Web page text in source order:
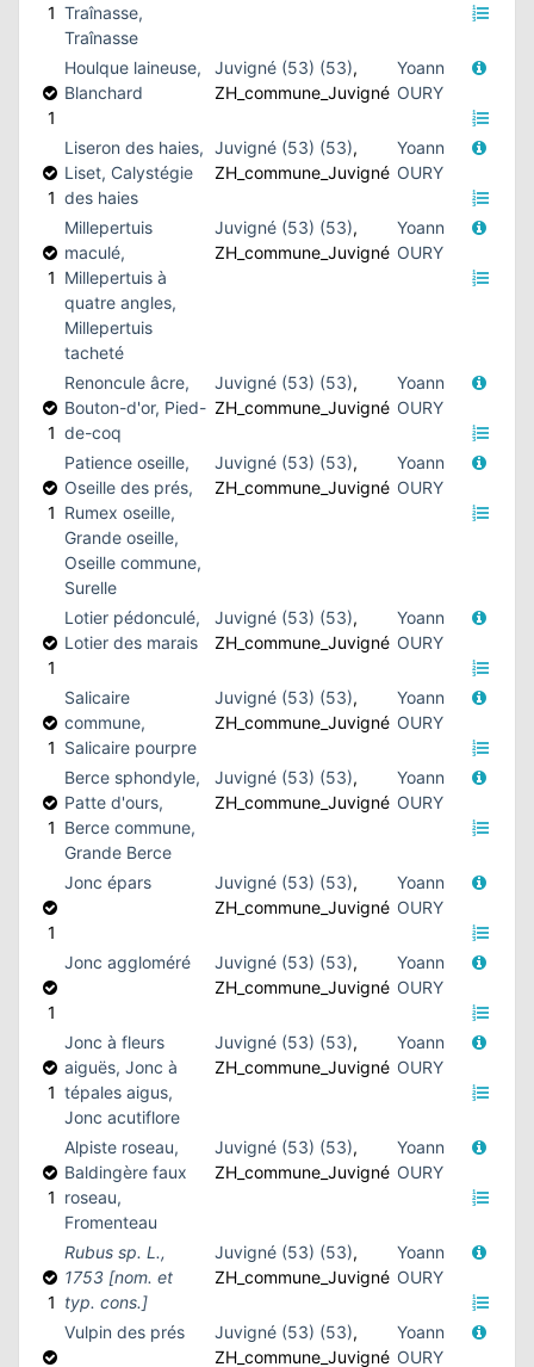
1 Traînasse,
Traînasse
1
Houlque laineuse,
Blanchard
Juvigné (53) (53),
ZH_commune_Juvigné
Yoann
OURY
1
Liseron des haies,
Liset, Calystégie
des haies
Juvigné (53) (53),
ZH_commune_Juvigné
Yoann
OURY
1
Millepertuis
maculé,
Millepertuis à
quatre angles,
Millepertuis
tacheté
Juvigné (53) (53),
ZH_commune_Juvigné
Yoann
OURY
1
Renoncule âcre,
Bouton-d'or, Pied-
de-coq
Juvigné (53) (53),
ZH_commune_Juvigné
Yoann
OURY
1
Patience oseille,
Oseille des prés,
Rumex oseille,
Grande oseille,
Oseille commune,
Surelle
Juvigné (53) (53),
ZH_commune_Juvigné
Yoann
OURY
1
Lotier pédonculé,
Lotier des marais
Juvigné (53) (53),
ZH_commune_Juvigné
Yoann
OURY
1
Salicaire
commune,
Salicaire pourpre
Juvigné (53) (53),
ZH_commune_Juvigné
Yoann
OURY
1
Berce sphondyle,
Patte d'ours,
Berce commune,
Grande Berce
Juvigné (53) (53),
ZH_commune_Juvigné
Yoann
OURY
1
Jonc épars Juvigné (53) (53),
ZH_commune_Juvigné
Yoann
OURY
1
Jonc aggloméré Juvigné (53) (53),
ZH_commune_Juvigné
Yoann
OURY
1
Jonc à fleurs
aiguës, Jonc à
tépales aigus,
Jonc acutiflore
Juvigné (53) (53),
ZH_commune_Juvigné
Yoann
OURY
1
Alpiste roseau,
Baldingère faux
roseau,
Fromenteau
Juvigné (53) (53),
ZH_commune_Juvigné
Yoann
OURY
1
Rubus sp. L.,
1753 [nom. et
typ. cons.]
Juvigné (53) (53),
ZH_commune_Juvigné
Yoann
OURY
Vulpin des prés Juvigné (53) (53),
ZH_commune_Juvigné
Yoann
OURY